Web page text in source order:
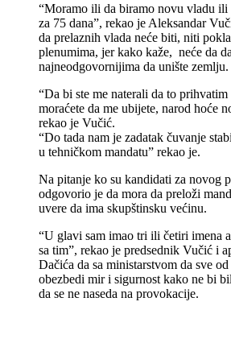
“Moramo ili da biramo novu vladu ili
za 75 dana”, rekao je Aleksandar
da prelaznih vlada neće biti, niti
plenumima, jer kako kaže, neće da
najneodgovornijima da unište zemlju.
“Da bi ste me naterali da to
moraćete da me ubijete, narod hoće
rekao je Vučić.
“Do tada nam je zadatak čuvanje
u tehničkom mandatu” rekao je.
Na pitanje ko su kandidati za novog
odgovorio je da mora da preloži
uvere da ima skupštinsku većinu.
“U glavi sam imao tri ili četiri imena
sa tim”, rekao je predsednik Vučić i
Dačića da sa ministarstvom da sve od
obezbedi mir i sigurnost kako ne bi
da se ne naseda na provokacije.